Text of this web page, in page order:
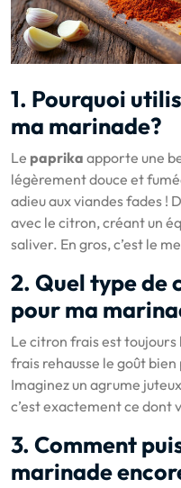
1. Pourquoi
ma marinade?
Le paprika apporte une
légèrement douce et
adieu aux viandes fades !
avec le citron, créant un
saliver. En gros, c’est le
2. Quel type de
pour ma
Le citron frais est toujours
frais rehausse le goût bien
Imaginez un agrume
c’est exactement ce dont
3. Comment
marinade